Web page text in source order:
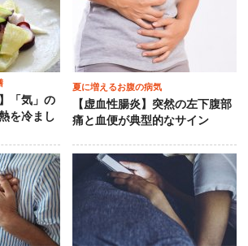
「気」の
を冷まし
夏に増えるお腹の病気
【虚血性腸炎】突然の左下腹部
痛と血便が典型的なサイン